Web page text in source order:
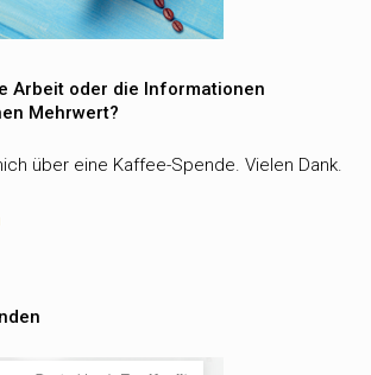
Arbeit oder die Informationen
Mehrwert?
über eine Kaffee-Spende. Vielen Dank.